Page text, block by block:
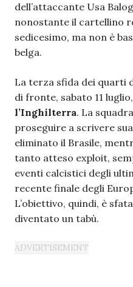
dell’attaccante Usa
nonostante il cartellino
sedicesimo, ma non è
belga.
La terza sfida dei quarti
di fronte, sabato 11
l’Inghilterra. La
proseguire a scrivere
eliminato il Brasile,
tanto atteso exploit,
eventi calcistici degli
recente finale degli
L’obiettivo, quindi, è
diventato un tabù.